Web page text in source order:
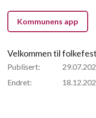
Kommunens app
Velkommen til
Publisert:
Endret: